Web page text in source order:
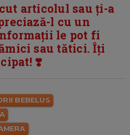
articolul sau ți-a
l cu un
le pot fi
sau tătici. Îți
❣️
BEBELUS